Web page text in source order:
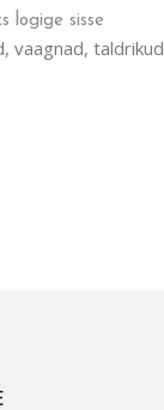
vaagnad, taldrikud
logige sisse